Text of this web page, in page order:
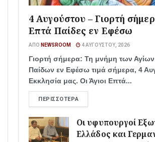
4 Αυγούστου – Γιορτή
Επτά Παίδες εν Εφέσω
ΑΠΌ NEWSROOM 4 ΑΥΓΟΎΣΤΟΥ, 2026
Γιορτή σήμερα: Τη μνήμη των
Παίδων εν Εφέσω τιμά σήμερα, 4
Εκκλησία μας. Οι Άγιοι Επτά...
ΠΕΡΙΣΣΌΤΕΡΑ
Οι υφυπουργοί
Ελλάδος και